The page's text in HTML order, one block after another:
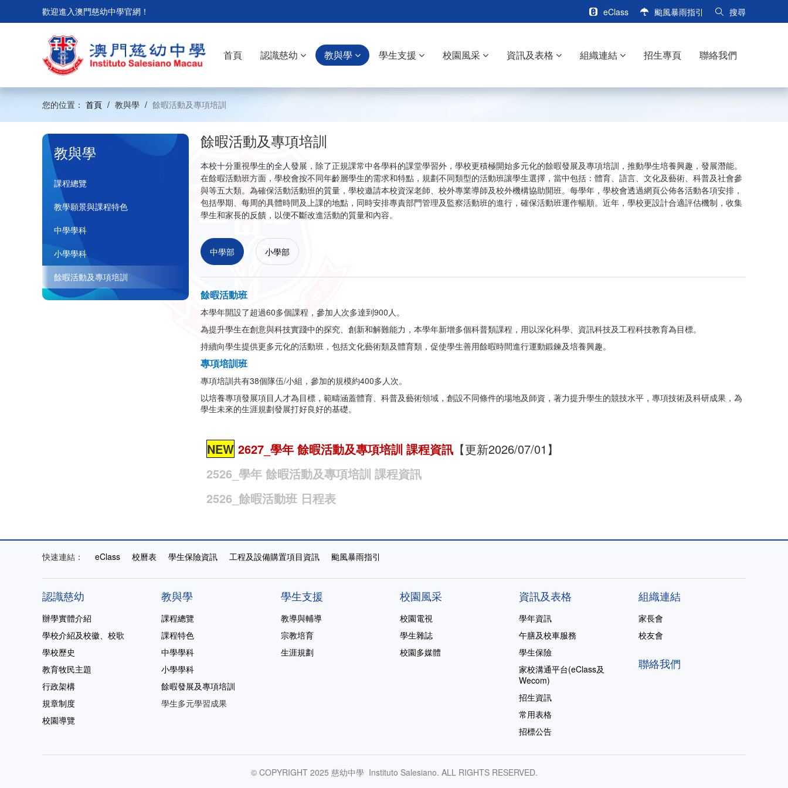
歡迎進入澳門慈幼中學官網！ eClass 颱風暴雨指引 搜尋
首頁 認識慈幼 教與學 學生支援 校園風采 資訊及表格 組織連結 招生專頁 聯絡我們
您的位置： 首頁 / 教與學 / 餘暇活動及專項培訓
教與學
課程總覽
教學願景與課程特色
中學學科
小學學科
餘暇活動及專項培訓
餘暇活動及專項培訓
本校十分重視學生的全人發展，除了正規課常中各學科的課堂學習外，學校更積極開始多元化的餘暇發展及專項培訓，推動學生培養興趣，發展潛能。
在餘暇活動班方面，學校會按不同年齡層學生的需求和特點，規劃不同類型的活動班讓學生選擇，當中包括：體育、語言、文化及藝術、科普及社會參
與等五大類。為確保活動活動班的質量，學校邀請本校資深老師、校外專業導師及校外機構協助開班。每學年，學校會透過網頁公佈各活動各項安排，
包括學期、每周的具體時間及上課的地點，同時安排專責部門管理及監察活動班的進行，確保活動班運作暢順。近年，學校更設計合適評估機制，收集
學生和家長的反饋，以便不斷改進活動的質量和內容。
中學部 小學部
餘暇活動班
本學年開設了超過60多個課程，參加人次多達到900人。
為提升學生在創意與科技實踐中的探究、創新和解難能力，本學年新增多個科普類課程，用以深化科學、資訊科技及工程科技教育為目標。
持續向學生提供更多元化的活動班，包括文化藝術類及體育類，促使學生善用餘暇時間進行運動鍛鍊及培養興趣。
專項培訓班
專項培訓共有38個隊伍/小組，參加的規模約400多人次。
以培養專項發展項目人才為目標，範疇涵蓋體育、科普及藝術領域，創設不同條件的場地及師資，著力提升學生的競技水平，專項技術及科研成果，為
學生未來的生涯規劃發展打好良好的基礎。
NEW 2627_學年 餘暇活動及專項培訓 課程資訊 【更新2026/07/01】
2526_學年 餘暇活動及專項培訓 課程資訊
2526_餘暇活動班 日程表
快速連結： eClass 校曆表 學生保險資訊 工程及設備購置項目資訊 颱風暴雨指引
認識慈幼
辦學實體介紹
學校介紹及校徽、校歌
學校歷史
教育牧民主題
行政架構
規章制度
校園導覽
教與學
課程總覽
課程特色
中學學科
小學學科
餘暇發展及專項培訓
學生多元學習成果
學生支援
教導與輔導
宗教培育
生涯規劃
校園風采
校園電視
學生雜誌
校園多媒體
資訊及表格
學年資訊
午膳及校車服務
學生保險
家校溝通平台(eClass及
Wecom)
招生資訊
常用表格
招標公告
組織連結
家長會
校友會
聯絡我們
© COPYRIGHT 2025 慈幼中學 Instituto Salesiano. ALL RIGHTS RESERVED.